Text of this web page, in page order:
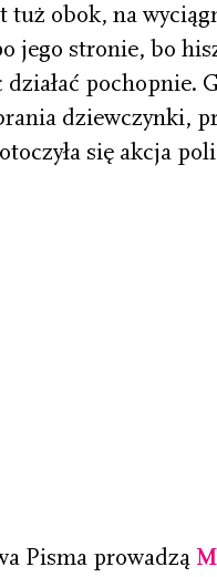
tuż obok, na
jego stronie, bo
pochopnie.
dziewczynki,
się akcja
Pisma prowadzą